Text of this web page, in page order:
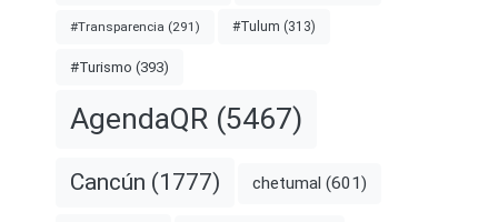
#Transparencia (291) #Tulum (313)
#Turismo (393)
AgendaQR (5467)
Cancún (1777) chetumal (601)